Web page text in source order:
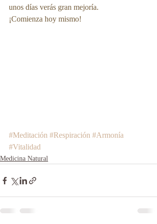
unos días verás gran mejoría.
¡Comienza hoy mismo!
#Meditación #Respiración #Armonía
#Vitalidad
Medicina Natural